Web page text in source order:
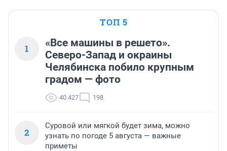
ТОП 5
1
«Все машины в решето».
Северо-Запад и окраины
Челябинска побило крупным
градом — фото
40 427 198
2
Суровой или мягкой будет зима, можно
узнать по погоде 5 августа — важные
приметы